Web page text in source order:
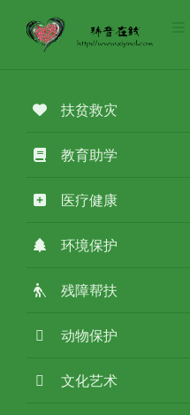
扶贫救灾
教育助学
医疗健康
环境保护
残障帮扶
动物保护
文化艺术